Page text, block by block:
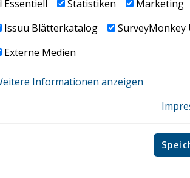
Informationen verlangen kann, die
entsprechender Berichtsstandard soll
Inkrafttreten der Omnibus-I-Richtlinie
von EFRAG konzipierten VSME
sondern
erfragt werden, sind nicht vom
(NaBeG) am 19. Februar
kleinere Unternehmen in der
Essentiell Statistiken
Marketing
Issuu Blätterkatalog
SurveyMonkey
Externe Medien
Informationen anzeigen